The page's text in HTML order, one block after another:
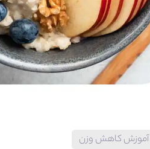
آموزش کاهش وزن